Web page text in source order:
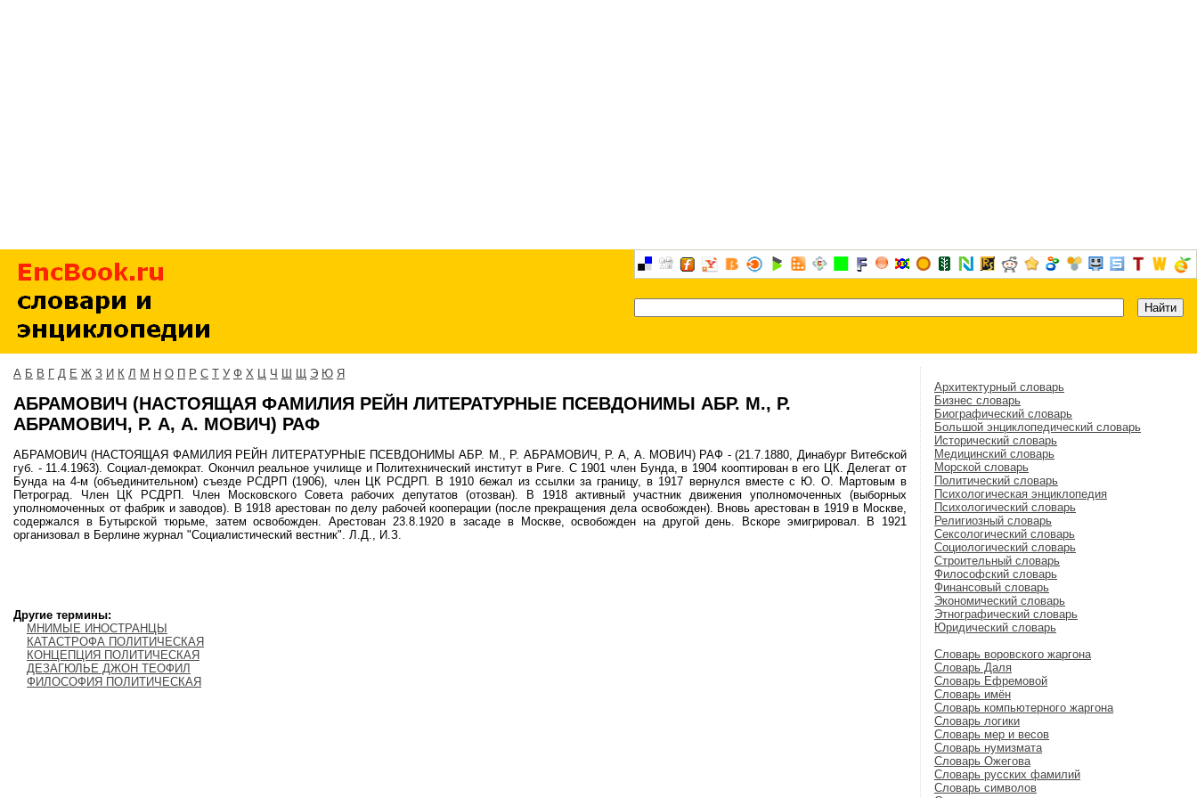
А Б В Г Д Е Ж З И К Л М Н О П Р С Т У Ф Х Ц Ч Ш Щ Э Ю Я
АБРАМОВИЧ (НАСТОЯЩАЯ ФАМИЛИЯ РЕЙН ЛИТЕРАТУРНЫЕ ПСЕВДОНИМЫ АБР. М., Р.
АБРАМОВИЧ, Р. А, А. МОВИЧ) РАФ
АБРАМОВИЧ (НАСТОЯЩАЯ ФАМИЛИЯ РЕЙН ЛИТЕРАТУРНЫЕ ПСЕВДОНИМЫ АБР. М., Р. АБРАМОВИЧ, Р. А, А. МОВИЧ) РАФ - (21.7.1880, Динабург Витебской
губ. - 11.4.1963). Социал-демократ. Окончил реальное училище и Политехнический институт в Риге. С 1901 член Бунда, в 1904 кооптирован в его ЦК. Делегат от
Бунда на 4-м (объединительном) съезде РСДРП (1906), член ЦК РСДРП. В 1910 бежал из ссылки за границу, в 1917 вернулся вместе с Ю. О. Мартовым в
Петроград. Член ЦК РСДРП. Член Московского Совета рабочих депутатов (отозван). В 1918 активный участник движения уполномоченных (выборных
уполномоченных от фабрик и заводов). В 1918 арестован по делу рабочей кооперации (после прекращения дела освобожден). Вновь арестован в 1919 в Москве,
содержался в Бутырской тюрьме, затем освобожден. Арестован 23.8.1920 в засаде в Москве, освобожден на другой день. Вскоре эмигрировал. В 1921
организовал в Берлине журнал "Социалистический вестник". Л.Д., И.З.
Другие термины:
МНИМЫЕ ИНОСТРАНЦЫ
КАТАСТРОФА ПОЛИТИЧЕСКАЯ
КОНЦЕПЦИЯ ПОЛИТИЧЕСКАЯ
ДЕЗАГЮЛЬЕ ДЖОН ТЕОФИЛ
ФИЛОСОФИЯ ПОЛИТИЧЕСКАЯ
Архитектурный словарь
Бизнес словарь
Биографический словарь
Большой энциклопедический словарь
Исторический словарь
Медицинский словарь
Морской словарь
Политический словарь
Психологическая энциклопедия
Психологический словарь
Религиозный словарь
Сексологический словарь
Социологический словарь
Строительный словарь
Философский словарь
Финансовый словарь
Экономический словарь
Этнографический словарь
Юридический словарь
Словарь воровского жаргона
Словарь Даля
Словарь Ефремовой
Словарь имён
Словарь компьютерного жаргона
Словарь логики
Словарь мер и весов
Словарь нумизмата
Словарь Ожегова
Словарь русских фамилий
Словарь символов